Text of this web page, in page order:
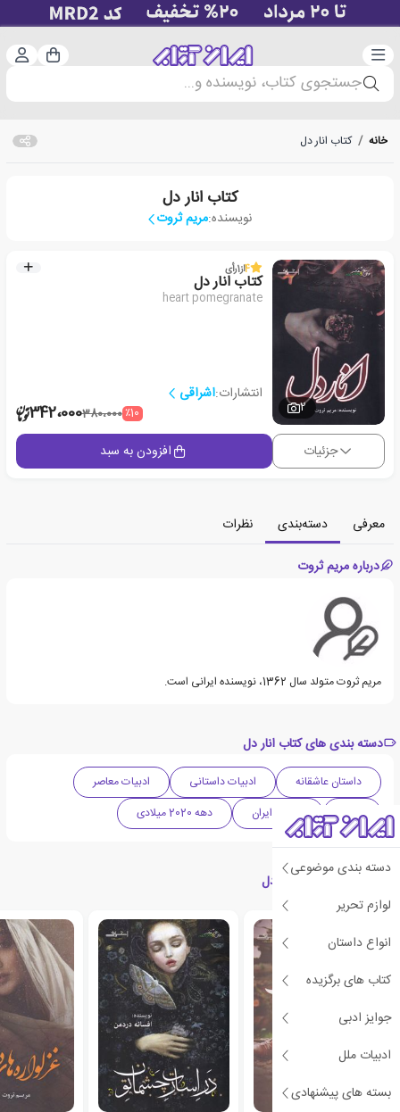
دسته‌بندی سبد
جستجوی کتاب، نویسنده و...
دسته بندی موضوعی
لوازم تحریر
انواع داستان
کتاب های برگزیده
جوایز ادبی
ادبیات ملل
بسته های پیشنهادی
خانه / کتاب انار دل
کتاب انار دل
نویسنده:مریم ثروت
2
4از1رأی
کتاب انار دل
heart pomegranate
انتشارات:اشراقی
٪10380،000342،000
جزئیات افزودن به سبد
معرفی دسته‌بندی
نظرات
درباره مریم ثروت
مریم ثروت متولد سال 1362، نویسنده ایرانی است.
دسته بندی های کتاب انار دل
داستان عاشقانه ادبیات داستانی
ادبیات معاصر
رمان
ادبیات ایران دهه 2020 میلادی
کتاب های مرتبط با انار دل